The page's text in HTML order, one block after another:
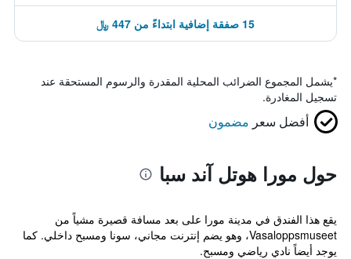
15 صفقة إضافية ابتداءً من 447 ﷼
*يشمل المجموع الضرائب المحلية المقدرة والرسوم المستحقة عند
تسجيل المغادرة.
أفضل سعر مضمون
حول مورا هوتل آند سبا
يقع هذا الفندق في مدينة مورا على بعد مسافة قصيرة مشياً من
Vasaloppsmuseet، وهو يضم إنترنت مجاني، سونا ومسبح داخلي. كما
يوجد أيضاً نادي رياضي ومسبح.